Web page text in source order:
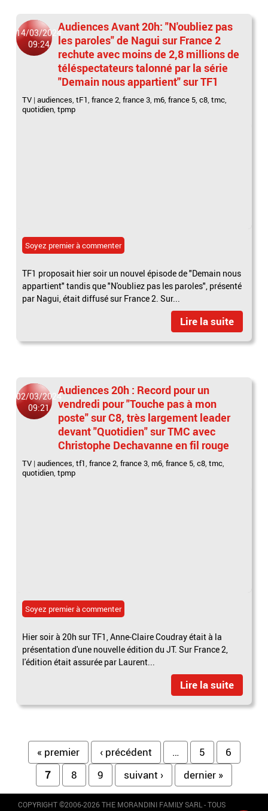
14/03/2024
09:24
Audiences Avant 20h: "N'oubliez pas
les paroles" de Nagui sur France 2
rechute avec moins de 2,8 millions de
téléspectateurs talonné par la série
"Demain nous appartient" sur TF1
TV |audiences,tF1,france 2,france 3, m6,france 5,c8,tmc,
quotidien,tpmp
Soyez premier à commenter
TF1 proposait hier soir un nouvel épisode de "Demain nous
appartient" tandis que "N'oubliez pas les paroles", présenté
par Nagui, était diffusé sur France 2. Sur...
Lire la suite
02/03/2024
09:21
Audiences 20h : Record pour un
vendredi pour "Touche pas à mon
poste" sur C8, très largement leader
devant "Quotidien" sur TMC avec
Christophe Dechavanne en fil rouge
TV |audiences,tf1,france 2,france 3, m6,france 5,c8,tmc,
quotidien,tpmp
Soyez premier à commenter
Hier soir à 20h sur TF1, Anne-Claire Coudray était à la
présentation d'une nouvelle édition du JT. Sur France 2,
l'édition était assurée par Laurent...
Lire la suite
Pages
« premier ‹ précédent … 5
6
7
8 9 suivant › dernier »
COPYRIGHT ©2006-2026 THE MORANDINI FAMILY SARL - TOUS